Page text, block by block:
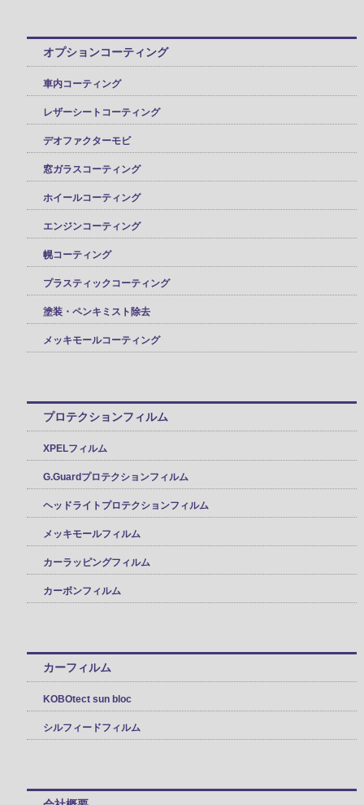
オプションコーティング
車内コーティング
レザーシートコーティング
デオファクターモビ
窓ガラスコーティング
ホイールコーティング
エンジンコーティング
幌コーティング
プラスティックコーティング
塗装・ペンキミスト除去
メッキモールコーティング
プロテクションフィルム
XPELフィルム
G.Guardプロテクションフィルム
ヘッドライトプロテクションフィルム
メッキモールフィルム
カーラッピングフィルム
カーボンフィルム
カーフィルム
KOBOtect sun bloc
シルフィードフィルム